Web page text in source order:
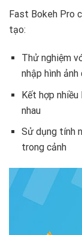
Fast Bokeh Pro
tạo:
Thử nghiệm
nhập hình
Kết hợp
nhau
Sử dụng tính
trong cảnh